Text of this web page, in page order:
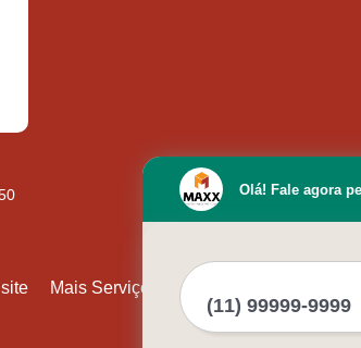
Mais Serviços
Olá! Fale agora